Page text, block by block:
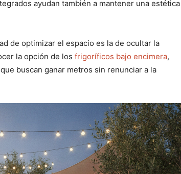
ayudan también a mantener una estética
de optimizar el espacio es la de ocultar la
la opción de los frigoríficos bajo encimera,
buscan ganar metros sin renunciar a la